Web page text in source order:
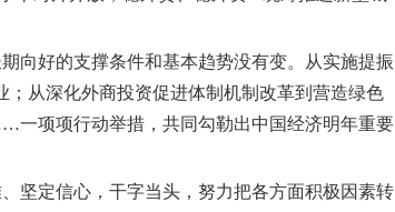
向好的支撑条件和基本趋势没有变。从实施提振
；从深化外商投资促进体制机制改革到营造绿色
一项项行动举措，共同勾勒出中国经济明年重要
坚定信心，干字当头，努力把各方面积极因素转